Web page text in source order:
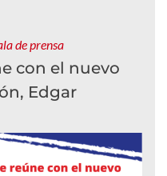
de prensa
con el nuevo
Edgar